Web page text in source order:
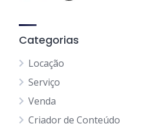
Categorias
Locação
Serviço
Venda
Criador de Conteúdo